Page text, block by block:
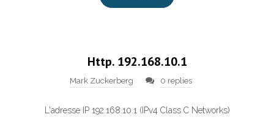
Http. 192.168.10.1
Mark Zuckerberg 0 replies
L'adresse IP 192.168.10.1 (IPv4 Class C Networks)